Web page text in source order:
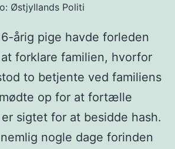
Østjyllands Politi
årig pige havde forleden
forklare familien, hvorfor
to betjente ved familiens
op for at fortælle
sigtet for at besidde hash.
nogle dage forinden